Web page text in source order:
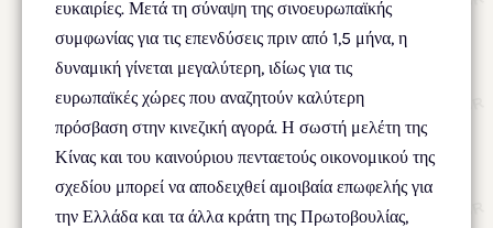
ευκαιρίες. Μετά τη σύναψη της σινοευρωπαϊκής
συμφωνίας για τις επενδύσεις πριν από 1,5 μήνα, η
δυναμική γίνεται μεγαλύτερη, ιδίως για τις
ευρωπαϊκές χώρες που αναζητούν καλύτερη
πρόσβαση στην κινεζική αγορά. Η σωστή μελέτη της
Κίνας και του καινούριου πενταετούς οικονομικού της
σχεδίου μπορεί να αποδειχθεί αμοιβαία επωφελής για
την Ελλάδα και τα άλλα κράτη της Πρωτοβουλίας,